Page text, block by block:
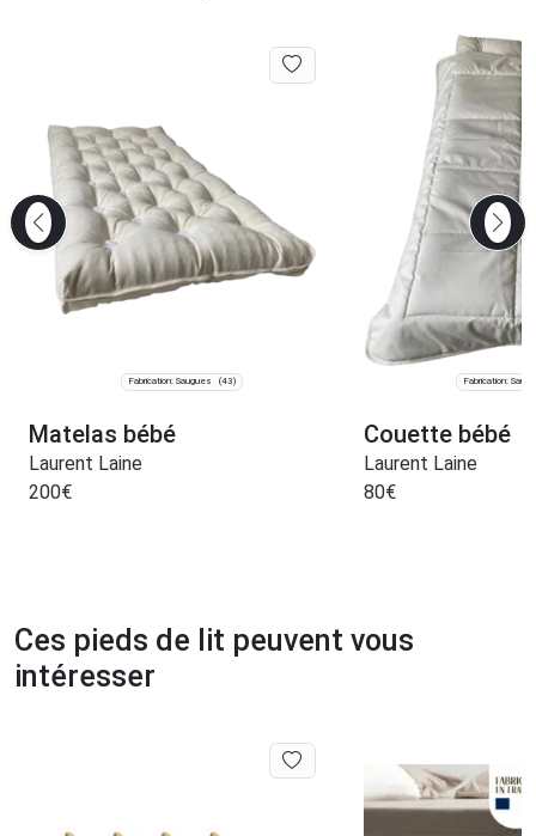
Fabrication: Saugues (43)
Matelas bébé
Laurent Laine
200€
Fabrication:
Couette bébé
Laurent Laine
80€
Ces pieds de lit peuvent vous
intéresser